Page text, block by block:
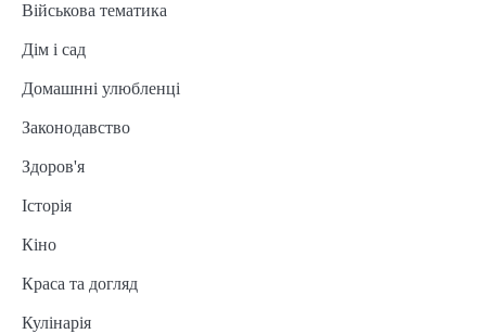
Військова тематика
Дім і сад
Домашнні улюбленці
Законодавство
Здоров'я
Історія
Кіно
Краса та догляд
Кулінарія